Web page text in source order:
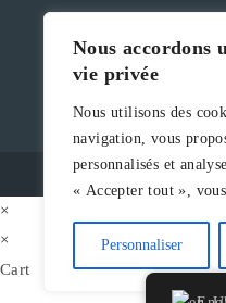
Nous accordons
vie privée
Nous utilisons des
navigation, vous
personnalisés et
« Accepter tout »,
Personnaliser
×
×
Cart